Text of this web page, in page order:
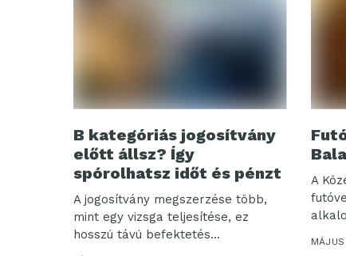
B kategóriás jogosítvány
előtt állsz? Így
spórolhatsz időt és pénzt
A jogosítvány megszerzése több,
mint egy vizsga teljesítése, ez
hosszú távú befektetés...
A